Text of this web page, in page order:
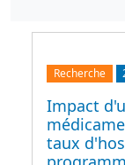
Recherche
Impact
taux